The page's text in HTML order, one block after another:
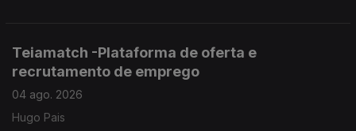
Teiamatch -Plataforma de oferta e
recrutamento de emprego
04 ago. 2026
Hugo Pais